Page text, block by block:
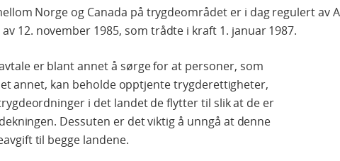
Norge og Canada på trygdeområdet er i dag regulert av
12. november 1985, som trådte i kraft 1. januar 1987.
er blant annet å sørge for at personer, som
annet, kan beholde opptjente trygderettigheter,
i det landet de flytter til slik at de er
Dessuten er det viktig å unngå at denne
til begge landene.